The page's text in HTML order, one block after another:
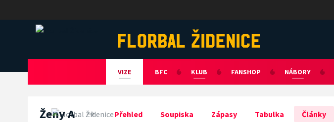
VIZE BFC KLUB FANSHOP NÁBORY
Ženy A Přehled Soupiska Zápasy Tabulka Články